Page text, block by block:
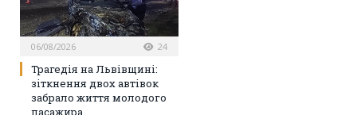
06/08/2026 24
Трагедія на Львівщині:
зіткнення двох автівок
забрало життя молодого
пасажира